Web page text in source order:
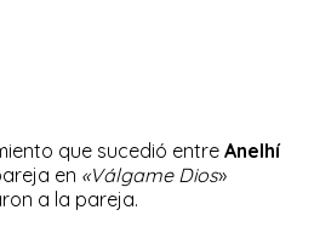
que sucedió entreAnelhí
en «Válgame Dios»
a la pareja.